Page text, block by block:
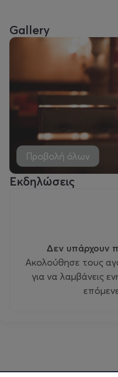
Gallery
Προβολή όλων
Εκδηλώσεις
Δεν υπάρχουν
Ακολούθησε τους
για να λαμβάνεις